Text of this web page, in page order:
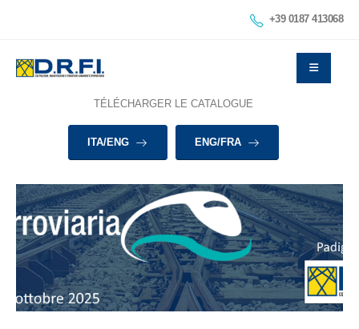
+39 0187 413068
TÉLÉCHARGER LE CATALOGUE
ITA/ENG ENG/FRA